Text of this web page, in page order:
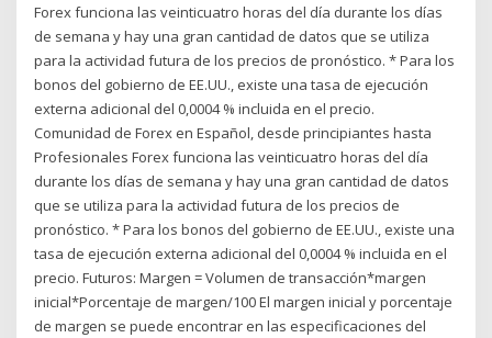
Forex funciona las veinticuatro horas del día durante los días
de semana y hay una gran cantidad de datos que se utiliza
para la actividad futura de los precios de pronóstico. * Para los
bonos del gobierno de EE.UU., existe una tasa de ejecución
externa adicional del 0,0004 % incluida en el precio.
Comunidad de Forex en Español, desde principiantes hasta
Profesionales Forex funciona las veinticuatro horas del día
durante los días de semana y hay una gran cantidad de datos
que se utiliza para la actividad futura de los precios de
pronóstico. * Para los bonos del gobierno de EE.UU., existe una
tasa de ejecución externa adicional del 0,0004 % incluida en el
precio. Futuros: Margen = Volumen de transacción*margen
inicial*Porcentaje de margen/100 El margen inicial y porcentaje
de margen se puede encontrar en las especificaciones del